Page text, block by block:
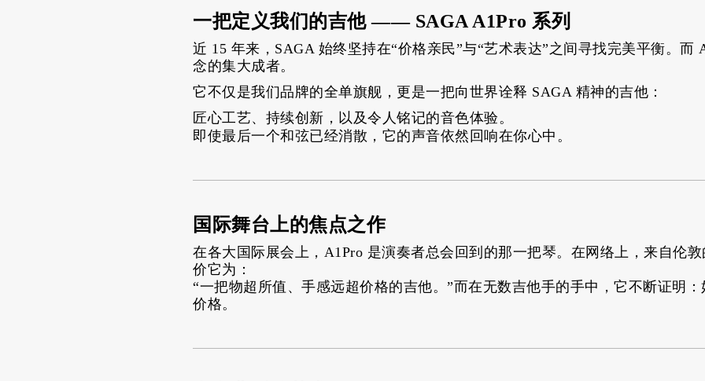
一把定义我们的吉他 —— SAGA A1Pro 系列
近 15 年来，SAGA 始终坚持在“价格亲民”与“艺术表达”之间寻找完美平衡。而
念的集大成者。
它不仅是我们品牌的全单旗舰 ，更是一把向世界诠释 SAGA 精神的吉他：
匠心工艺、持续创新，以及令人铭记的音色体验。
即使最后一个和弦已经消散，它的声音依然回响在你心中。
国际舞台上的焦点之作
在各大国际展会上，A1Pro 是演奏者总会回到的那一把琴。在网络上，来自伦
价它为：
“一把物超所值、手感远超价格的吉他。”而在无数吉他手的手中，它不断证明
价格。